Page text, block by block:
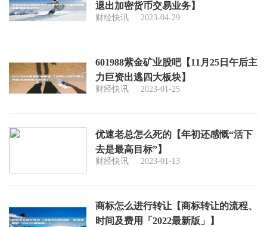
退出加密货币交易业务】
财经快讯 2023-04-29
601988紫金矿业股吧【11月25日午后主
力巨资出逃四大板块】
财经快讯 2023-01-25
优速老总怎么死的【年初还感慨“活下
去是最高目标”】
财经快讯 2023-01-13
商标怎么进行转让【商标转让的流程、
时间及费用「2022最新版」】